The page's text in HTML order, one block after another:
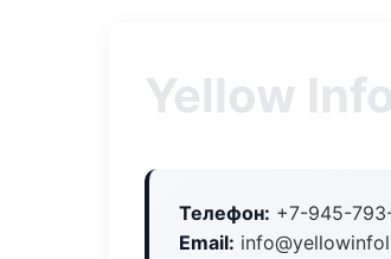
Yellow
Телефон: +7-945-
Email: